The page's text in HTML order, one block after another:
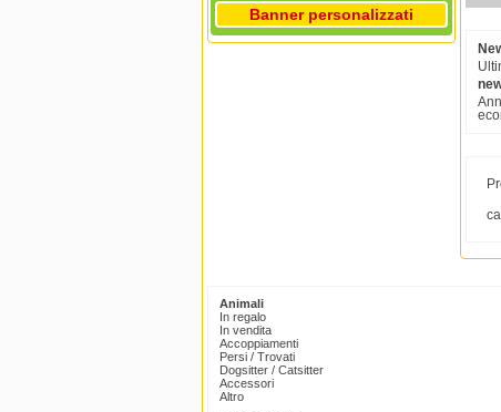
Banner personalizzati
Animali
In regalo
In vendita
Accoppiamenti
Persi / Trovati
Dogsitter / Catsitter
Accessori
Altro